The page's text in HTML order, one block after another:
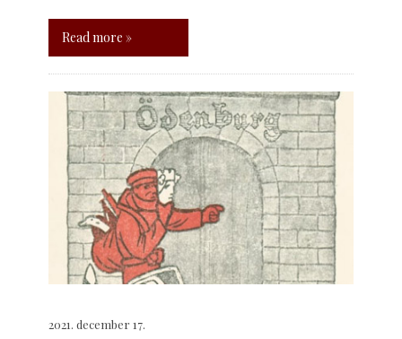
Read more »
2021. december 17.